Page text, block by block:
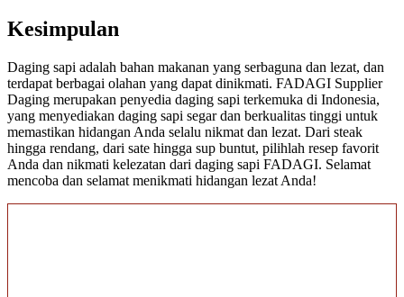
Kesimpulan
Daging sapi adalah bahan makanan yang serbaguna dan lezat, dan
terdapat berbagai olahan yang dapat dinikmati. FADAGI Supplier
Daging merupakan penyedia daging sapi terkemuka di Indonesia,
yang menyediakan daging sapi segar dan berkualitas tinggi untuk
memastikan hidangan Anda selalu nikmat dan lezat. Dari steak
hingga rendang, dari sate hingga sup buntut, pilihlah resep favorit
Anda dan nikmati kelezatan dari daging sapi FADAGI. Selamat
mencoba dan selamat menikmati hidangan lezat Anda!